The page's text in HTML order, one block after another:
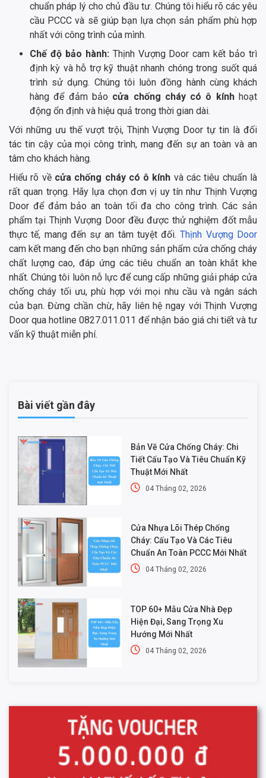
chuẩn pháp lý cho chủ đầu tư. Chúng tôi hiểu rõ các yêu
cầu PCCC và sẽ giúp bạn lựa chọn sản phẩm phù hợp
nhất với công trình của mình.
Chế độ bảo hành: Thịnh Vượng Door cam kết bảo trì
định kỳ và hỗ trợ kỹ thuật nhanh chóng trong suốt quá
trình sử dụng. Chúng tôi luôn đồng hành cùng khách
hàng để đảm bảo cửa chống cháy có ô kínhhoạt
động ổn định và hiệu quả trong thời gian dài.
Với những ưu thế vượt trội, Thịnh Vượng Door tự tin là đối
tác tin cậy của mọi công trình, mang đến sự an toàn và an
tâm cho khách hàng.
Hiểu rõ về cửa chống cháy có ô kính và các tiêu chuẩn là
rất quan trọng. Hãy lựa chọn đơn vị uy tín như Thịnh Vượng
Door để đảm bảo an toàn tối đa cho công trình. Các sản
phẩm tại Thịnh Vượng Door đều được thử nghiệm đốt mẫu
thực tế, mang đến sự an tâm tuyệt đối.Thịnh Vượng Door
cam kết mang đến cho bạn những sản phẩm cửa chống cháy
chất lượng cao, đáp ứng các tiêu chuẩn an toàn khắt khe
nhất. Chúng tôi luôn nỗ lực để cung cấp những giải pháp cửa
chống cháy tối ưu, phù hợp với mọi nhu cầu và ngân sách
của bạn. Đừng chần chừ, hãy liên hệ ngay với Thịnh Vượng
Door qua hotline 0827.011.011 để nhận báo giá chi tiết và tư
vấn kỹ thuật miễn phí.
Bài viết gần đây
Bản Vẽ Cửa Chống Cháy: Chi
Tiết Cấu Tạo Và Tiêu Chuẩn Kỹ
Thuật Mới Nhất
04 Tháng 02, 2026
Cửa Nhựa Lõi Thép Chống
Cháy: Cấu Tạo Và Các Tiêu
Chuẩn An Toàn PCCC Mới Nhất
04 Tháng 02, 2026
TOP 60+ Mẫu Cửa Nhà Đẹp
Hiện Đại, Sang Trọng Xu
Hướng Mới Nhất
04 Tháng 02, 2026